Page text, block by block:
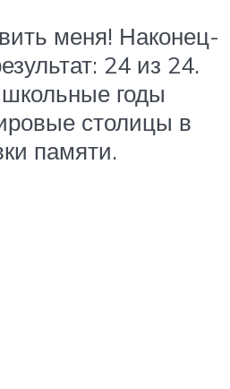
меня! Наконец-
24 из 24.
годы
столицы в
памяти.